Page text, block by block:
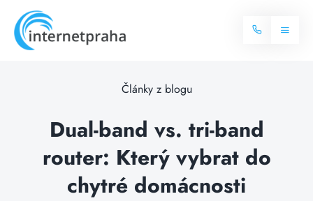
content
Toggle
Internet
Balíčky internetu
Více o internetu
Televize
Články z blogu
Dual-band vs. tri-band
router: Který vybrat do
chytré domácnosti